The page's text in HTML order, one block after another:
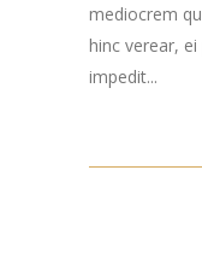
mediocrem
hinc verear,
impedit...